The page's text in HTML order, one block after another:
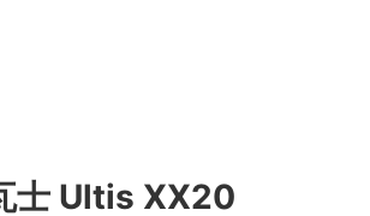
士 Ultis XX20